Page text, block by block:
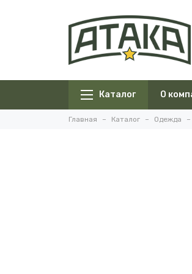
Каталог О
Главная Каталог Одежда